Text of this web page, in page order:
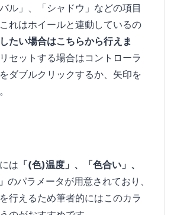
ル」、「シャドウ」などの項目
れはホイールと連動しているの
たい場合はこちらから行えま
セットする場合はコントローラ
ダブルクリックするか、矢印を
は 「(色)温度」、「色合い」、
のパラメータが用意されており、
行えるため筆者的にはこのカラ